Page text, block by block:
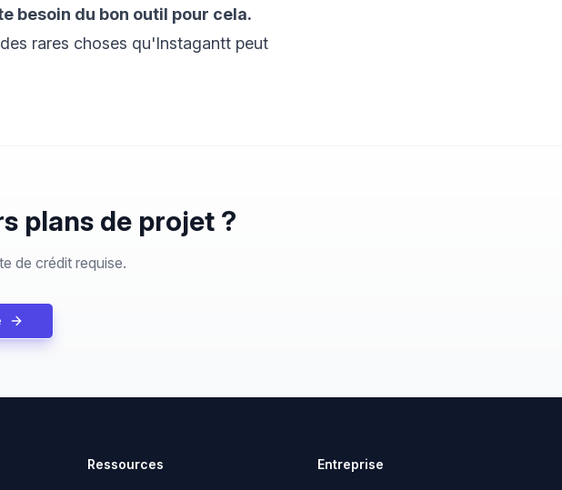
besoin du bon outil pour cela.
rares choses qu'Instagantt peut
plans de projet ?
de crédit requise.
Ressources Entreprise